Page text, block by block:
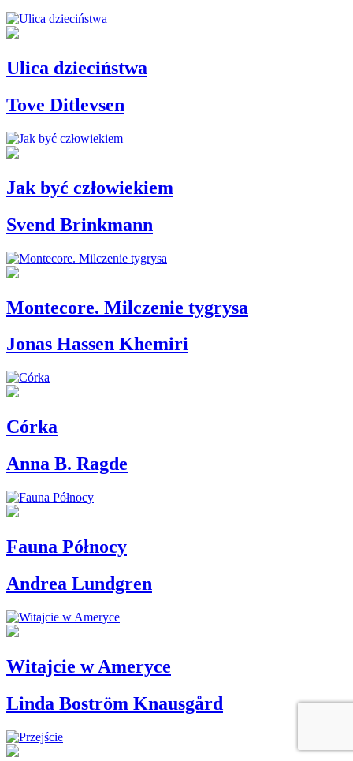
Ulica dzieciństwa
Tove Ditlevsen
Jak być człowiekiem
Svend Brinkmann
Montecore. Milczenie tygrysa
Jonas Hassen Khemiri
Córka
Anna B. Ragde
Fauna Północy
Andrea Lundgren
Witajcie w Ameryce
Linda Boström Knausgård